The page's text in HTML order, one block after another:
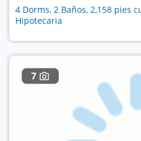
4 Dorms, 2 Baños, 2,158 pies
Hipotecaria
7